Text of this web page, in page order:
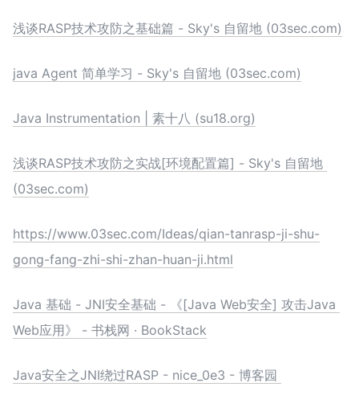
浅谈RASP技术攻防之基础篇 - Sky's 自留地 (03sec.com)
java Agent 简单学习 - Sky's 自留地 (03sec.com)
Java Instrumentation | 素十八 (su18.org)
浅谈RASP技术攻防之实战[环境配置篇] - Sky's 自留地
(03sec.com)
https://www.03sec.com/Ideas/qian-tanrasp-ji-shu-
gong-fang-zhi-shi-zhan-huan-ji.html
Java 基础 - JNI安全基础 - 《[Java Web安全] 攻击Java
Web应用》 - 书栈网 · BookStack
Java安全之JNI绕过RASP - nice_0e3 - 博客园